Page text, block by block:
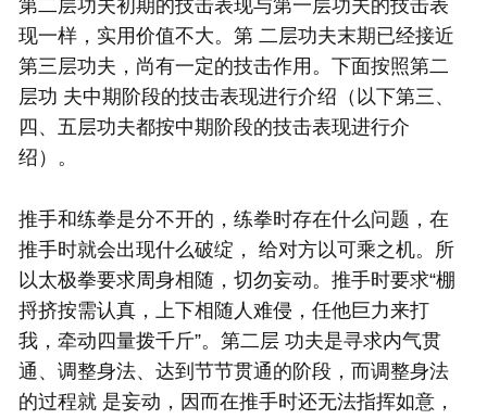
第二层功夫初期的技击表现与第一层功夫的技击表
现一样，实用价值不大。第 二层功夫末期已经接近
第三层功夫，尚有一定的技击作用。下面按照第二
层功 夫中期阶段的技击表现进行介绍（以下第三、
四、五层功夫都按中期阶段的技击表现进行介
绍）。
推手和练拳是分不开的，练拳时存在什么问题，在
推手时就会出现什么破绽， 给对方以可乘之机。所
以太极拳要求周身相随，切勿妄动。推手时要求“棚
捋挤按需认真，上下相随人难侵，任他巨力来打
我，牵动四量拨千斤”。第二层 功夫是寻求内气贯
通、调整身法、达到节节贯通的阶段，而调整身法
的过程就 是妄动，因而在推手时还无法指挥如意，